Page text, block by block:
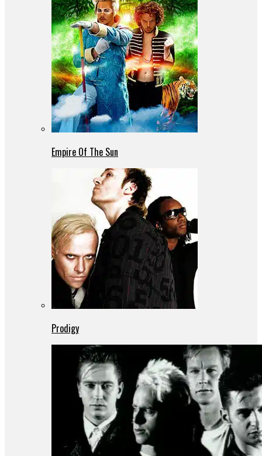
Empire Of The Sun
Prodigy